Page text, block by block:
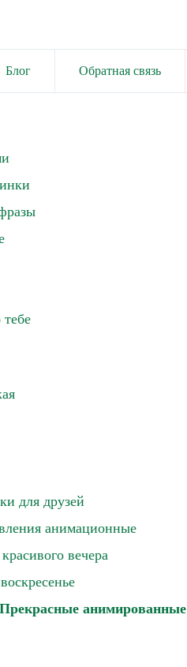
Блог Обратная связь
для друзей
анимационные
вечера
анимированные